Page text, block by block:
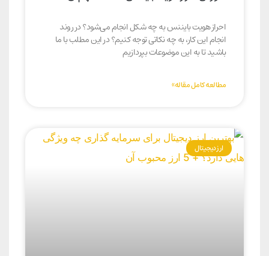
احراز هویت بایننس به چه شکل انجام می‌شود؟ در روند
انجام این کار، به چه نکاتی توجه کنیم؟ در این مطلب با ما
باشید تا به این موضوعات بپردازیم
مطالعه کامل مقاله»
ارز دیجیتال